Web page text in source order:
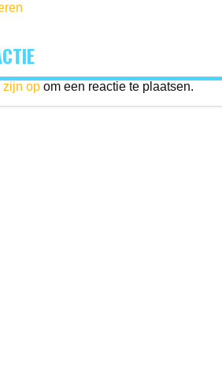
zijn opom een reactie te plaatsen.